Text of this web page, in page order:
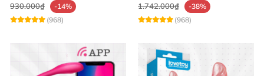
930.000₫
-14%
(968)
1.742.000₫
-38%
(968)